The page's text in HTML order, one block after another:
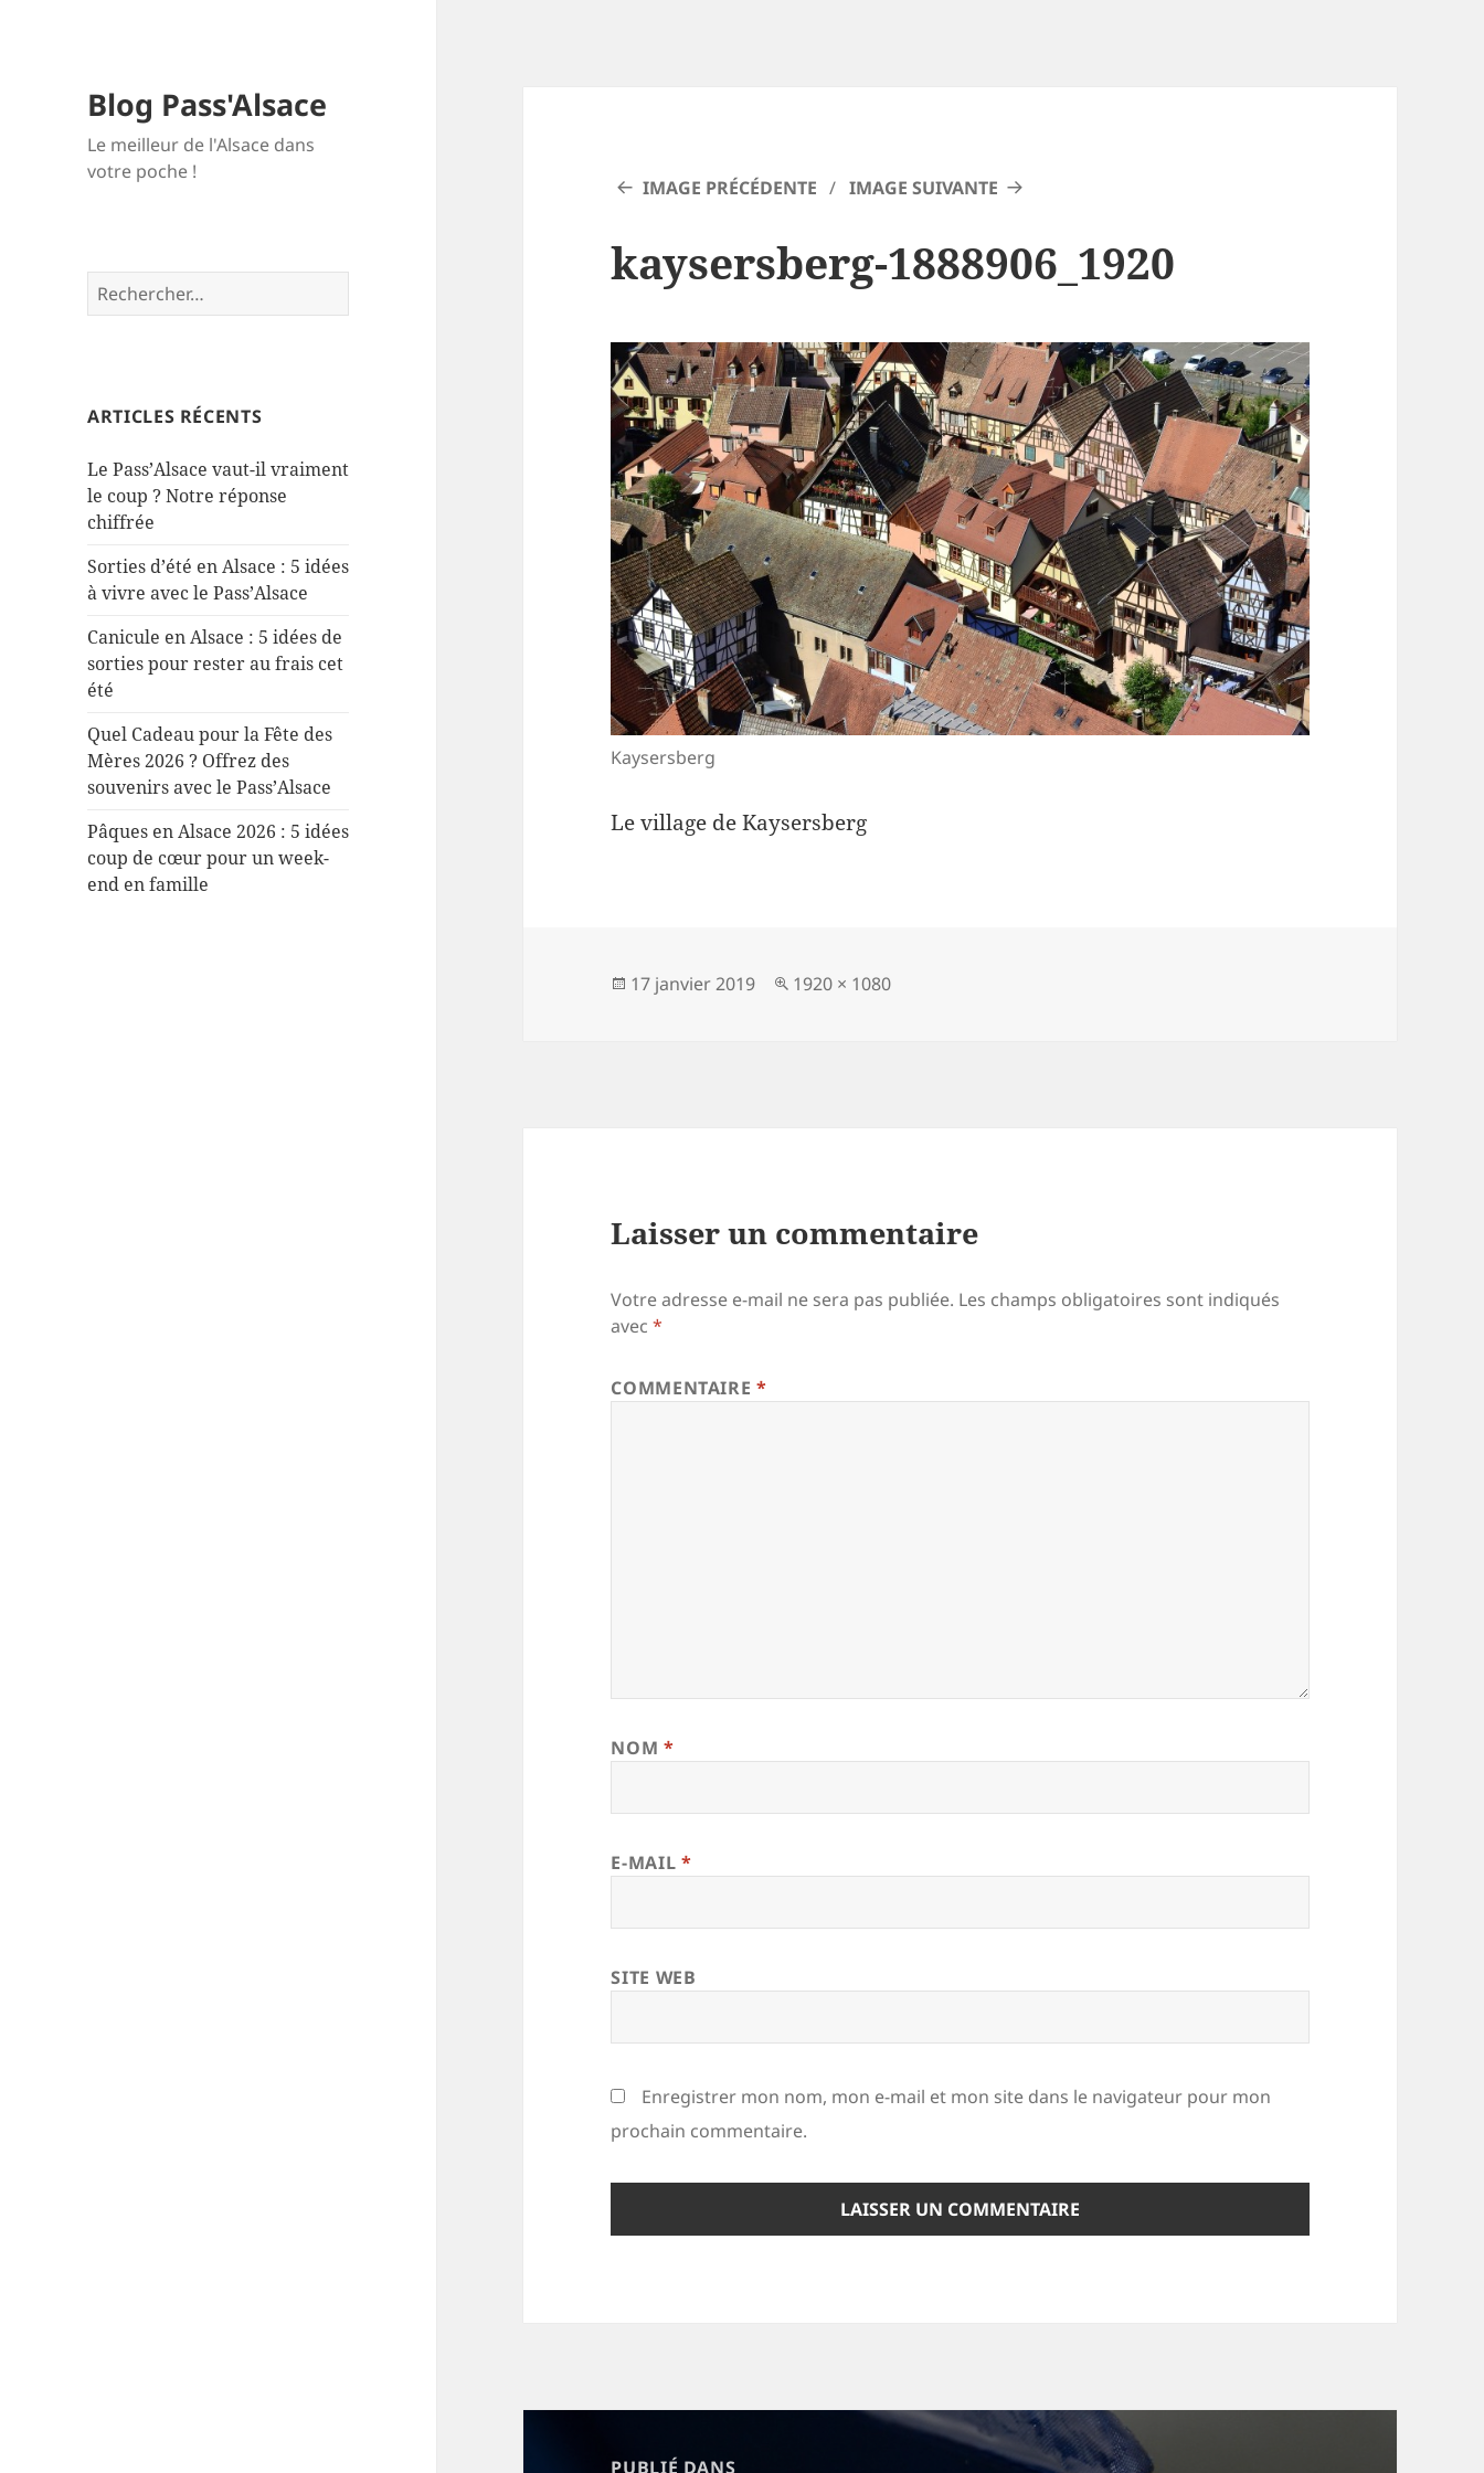
Blog Pass'Alsace
Le meilleur de l'Alsace dans
votre poche !
Rechercher :
ARTICLES RÉCENTS
Le Pass’Alsace vaut-il vraiment
le coup ? Notre réponse
chiffrée
Sorties d’été en Alsace : 5 idées
à vivre avec le Pass’Alsace
Canicule en Alsace : 5 idées de
sorties pour rester au frais cet
été
Quel Cadeau pour la Fête des
Mères 2026 ? Offrez des
souvenirs avec le Pass’Alsace
Pâques en Alsace 2026 : 5 idées
coup de cœur pour un week-
end en famille
IMAGE PRÉCÉDENTE IMAGE SUIVANTE
kaysersberg-1888906_1920
Kaysersberg
Le village de Kaysersberg
Publié
17 janvier 2019
Taille
1920 × 1080
Laisser un commentaire
Votre adresse e-mail ne sera pas publiée. Les champs obligatoires sont indiqués
avec*
COMMENTAIRE*
NOM *
E-MAIL *
SITE WEB
Enregistrer mon nom, mon e-mail et mon site dans le navigateur pour mon
prochain commentaire.
PUBLIÉ DANS